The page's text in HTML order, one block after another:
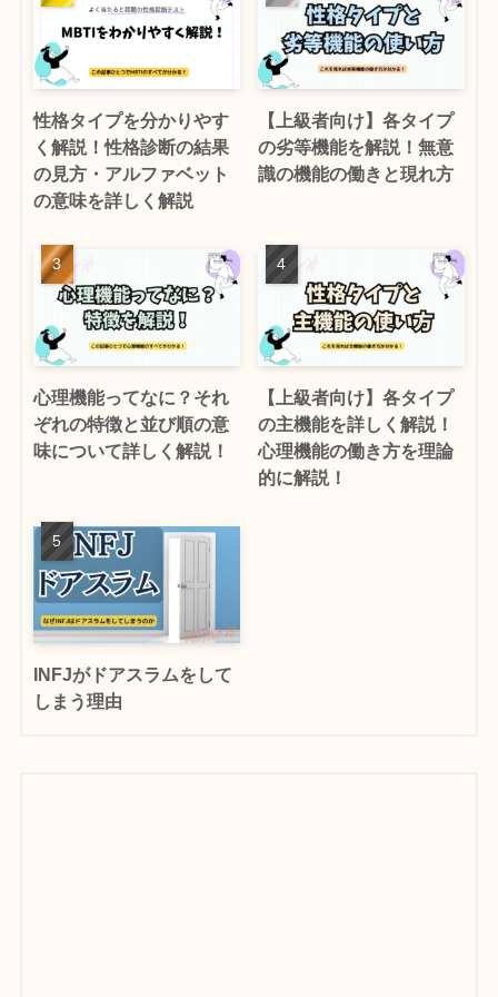
性格タイプを分かりやす
く解説！性格診断の結果
の見方・アルファベット
の意味を詳しく解説
【上級者向け】各タイプ
の劣等機能を解説！無意
識の機能の働きと現れ方
心理機能ってなに？それ
ぞれの特徴と並び順の意
味について詳しく解説！
【上級者向け】各タイプ
の主機能を詳しく解説！
心理機能の働き方を理論
的に解説！
INFJがドアスラムをして
しまう理由